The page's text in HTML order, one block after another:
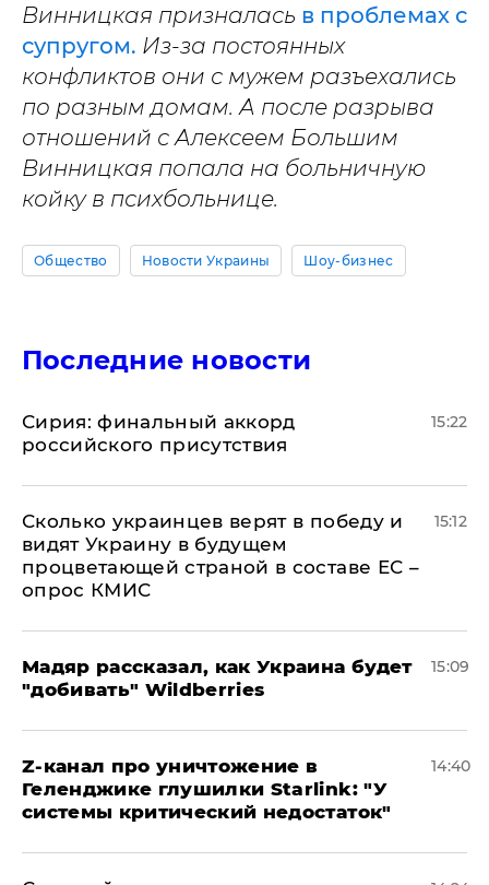
Винницкая призналась в проблемах с
супругом. Из-за постоянных
конфликтов они с мужем разъехались
по разным домам. А после разрыва
отношений с Алексеем Большим
Винницкая попала на больничную
койку в психбольнице.
Общество Новости Украины Шоу-бизнес
Последние новости
​Сирия: финальный аккорд
российского присутствия
15:22
Сколько украинцев верят в победу и
видят Украину в будущем
процветающей страной в составе ЕС –
опрос КМИС
15:12
Мадяр рассказал, как Украина будет
"добивать" Wildberries
15:09
Z-канал про уничтожение в
Геленджике глушилки Starlink: "У
системы критический недостаток"
14:40